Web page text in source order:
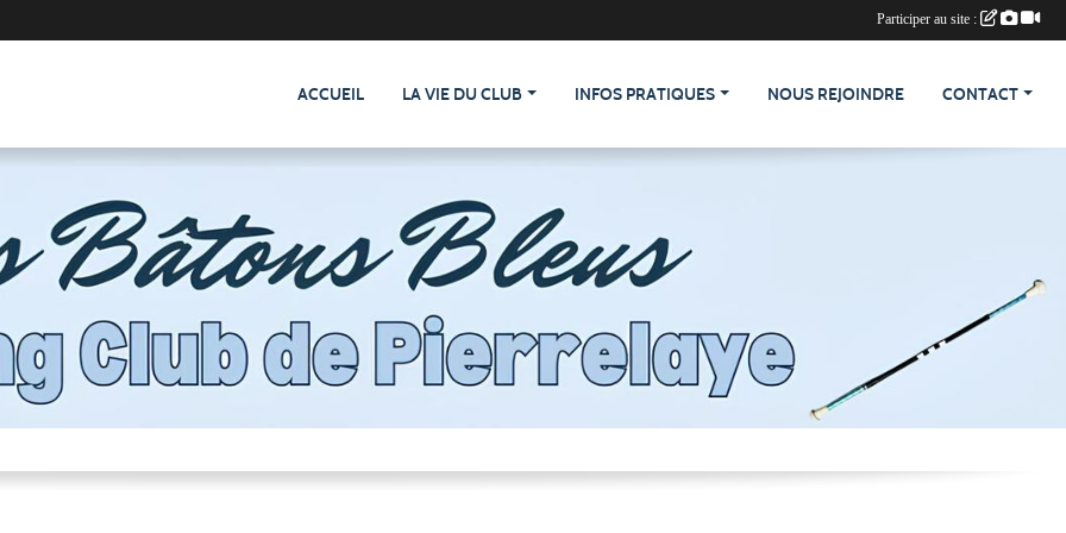
ACCUEIL LA VIE DU CLUB INFOS PRATIQUES NOUS REJOINDRE CONTACT
Participer au site :